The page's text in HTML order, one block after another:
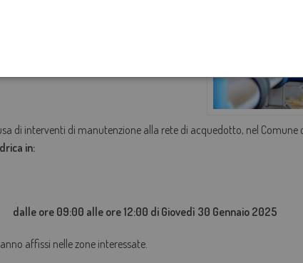
TABELLE
di interventi di manutenzione alla rete di acquedotto, nel Comune
in:
dalle ore 09:00 alle ore 12:00 di Giovedì 30 Gennaio 2025
affissi nelle zone interessate.